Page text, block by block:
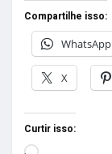
Compartilhe isso:
WhatsApp
X
Curtir isso: